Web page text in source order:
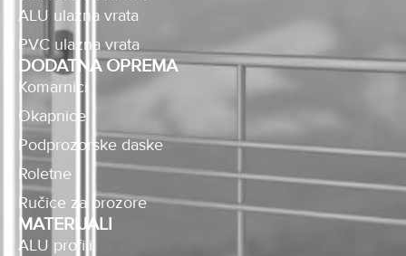
ALU ulazna vrata
PVC ulazna vrata
DODATNA OPREMA
Komarnici
Okapnice
Podprozorske daske
Roletne
Ručice za prozore
MATERIJALI
ALU profili